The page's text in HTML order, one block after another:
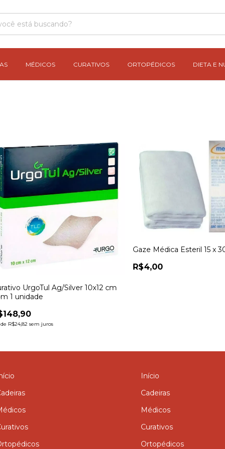
MÉDICOS CURATIVOS ORTOPÉDICOS DIETA E
UrgoTul Ag/Silver 10x12 cm
1 unidade
de R$24,82 sem juros
Gaze Médica Esteril 15 x
R$4,00
Início
Cadeiras
Médicos
Curativos
Ortopédicos